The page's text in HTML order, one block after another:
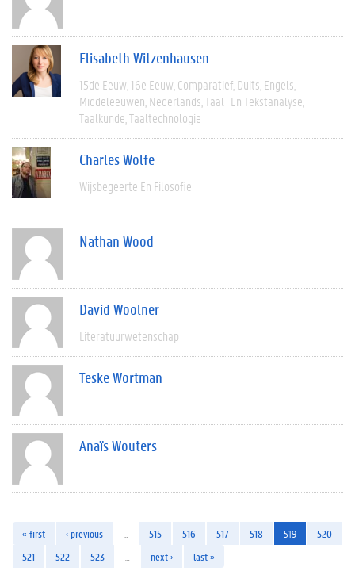
Elisabeth Witzenhausen
15de Eeuw 16e Eeuw Comparatief Duits Engels
Middeleeuwen Nederlands Taal- En Tekstanalyse
Taalkunde Taaltechnologie
Charles Wolfe
Wijsbegeerte En Filosofie
Nathan Wood
David Woolner
Literatuurwetenschap
Teske Wortman
Anaïs Wouters
« first ‹ previous 515 516 517 518 519
520
521
522 523 next › last »